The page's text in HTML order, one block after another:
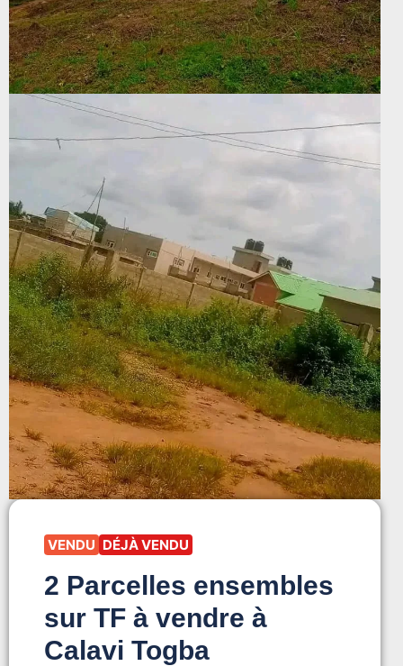
VENDU DÉJÀ VENDU
2 Parcelles ensembles
sur TF à vendre à
Calavi Togba